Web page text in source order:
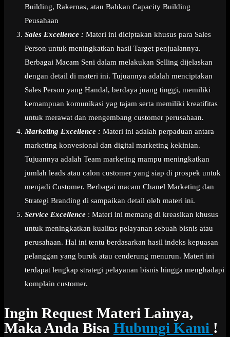
Building, Rakernas, atau Bahkan Capacity Building
Peusahaan
Sales Excellence : Materi ini diciptakan khusus para Sales
Person untuk meningkatkan hasil Target penjualannya.
Berbagai Macam Seni dalam melakukan Selling dijelaskan
dengan detail di materi ini. Tujuannya adalah menciptakan
Sales Person yang Handal, berdaya juang tinggi, memiliki
kemampuan komunikasi yag tajam serta memiliki kreatifitas
untuk merawat dan mengembang customer perusahaan.
Marketing Excellence : Materi ini adalah perpaduan antara
marketing konvesional dan digital marketing kekinian.
Tujuannya adalah Team marketing mampu meningkatkan
jumlah leads atau calon customer yang siap di prospek untuk
menjadi Customer. Berbagai macam Chanel Marketing dan
Strategi Branding di sampaikan detail oleh materi ini.
Service Excellence : Materi ini memang di kreasikan khusus
untuk meningkatkan kualitas pelayanan sebuah bisnis atau
perusahaan. Hal ini tentu berdasarkan hasil indeks kepuasan
pelanggan yang buruk atau cenderung menurun. Materi ini
terdapat lengkap strategi pelayanan bisnis hingga menghadapi
komplain customer.
Ingin Request Materi Lainya,
Maka Anda Bisa Hubungi Kami !